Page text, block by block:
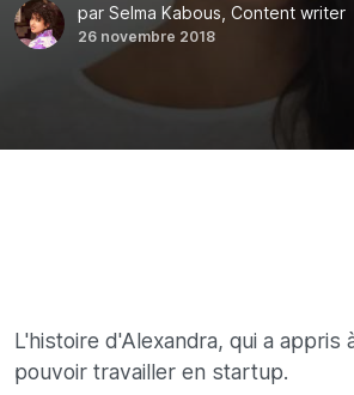
par Selma Kabous, Content writer
26 novembre 2018
L'histoire d'Alexandra, qui a appris
pouvoir travailler en startup.